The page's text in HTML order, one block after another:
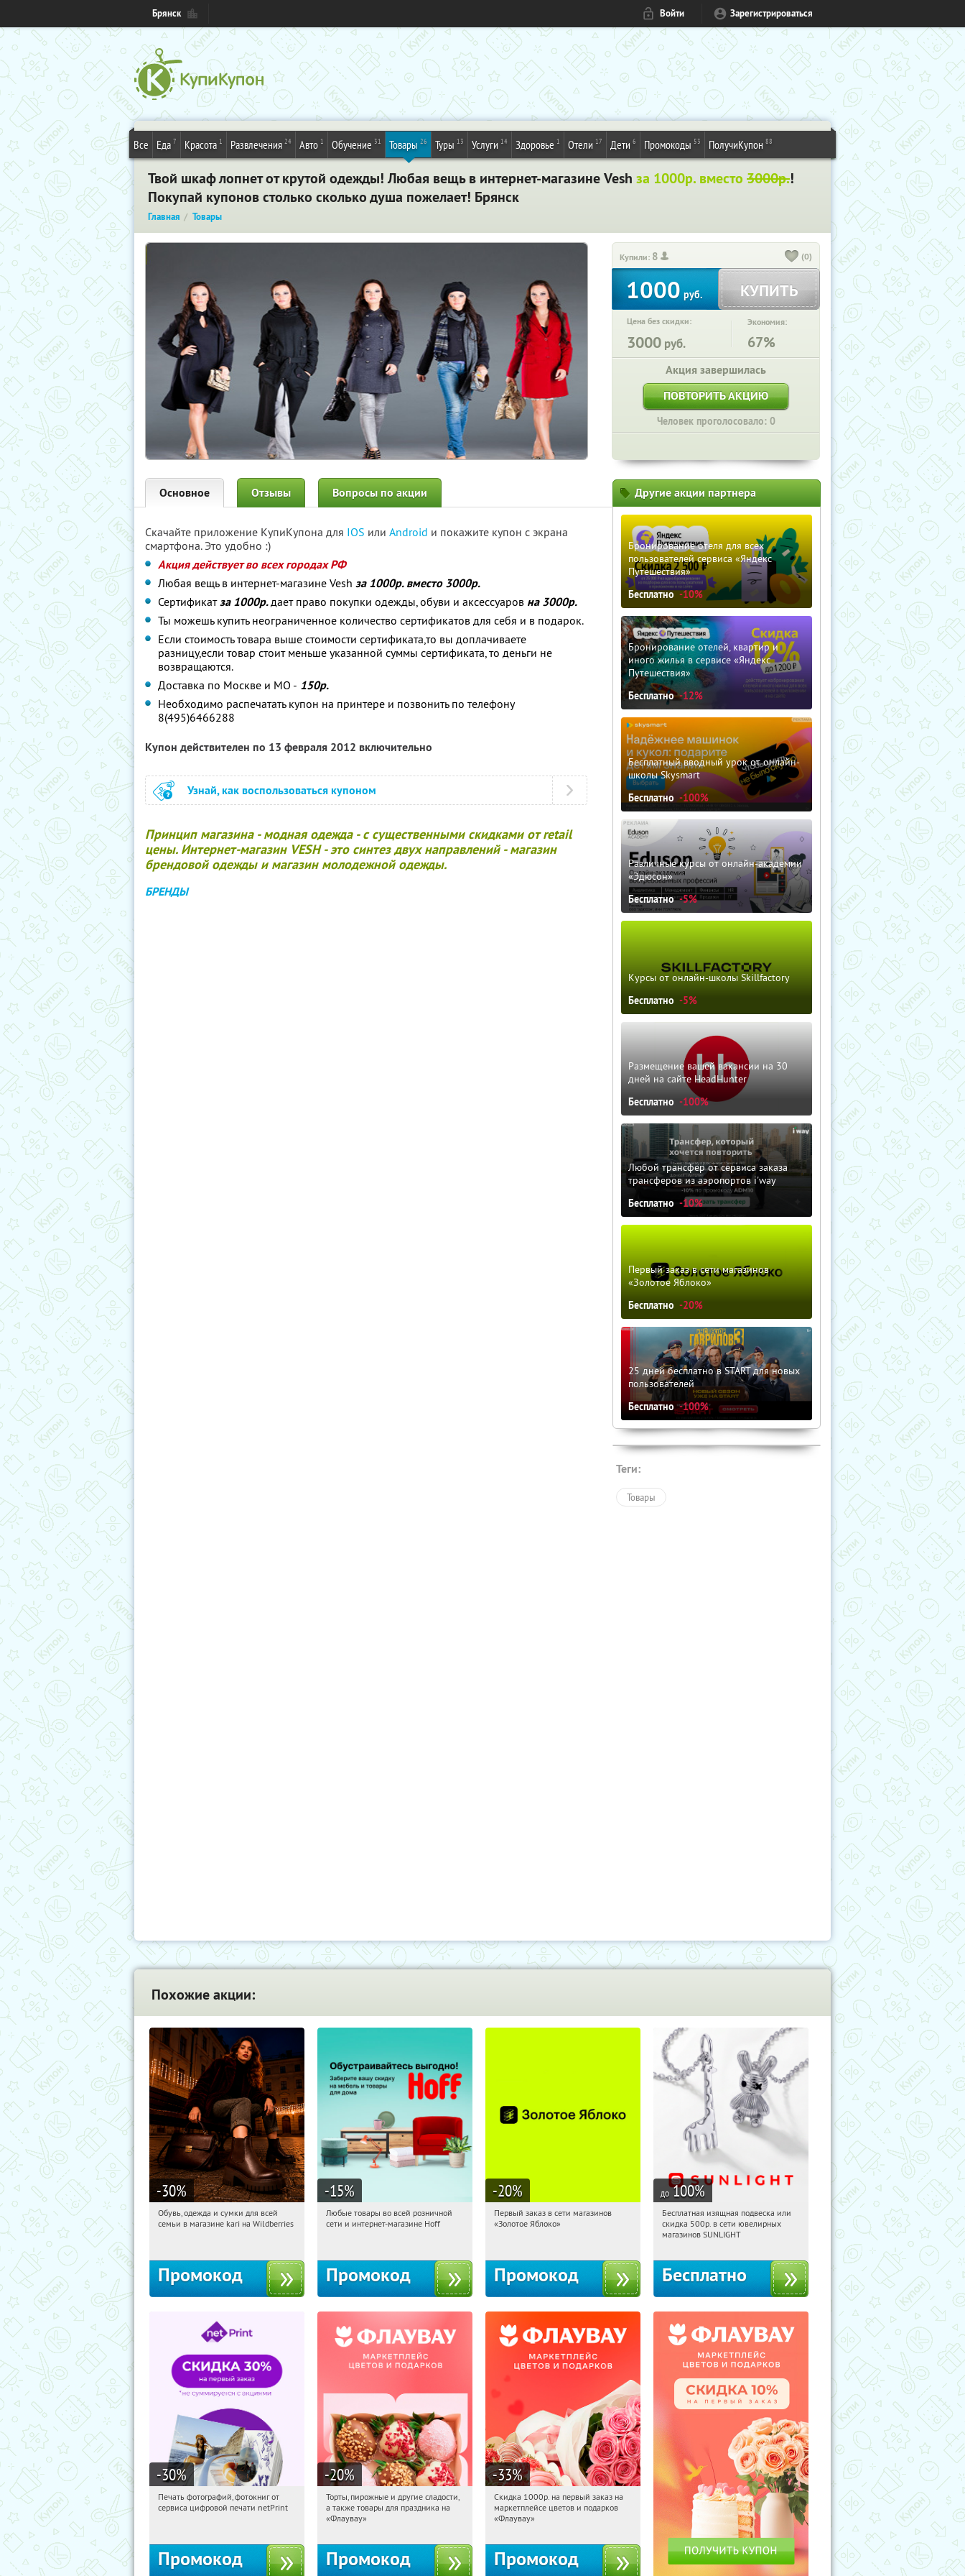
Брянск Войти Зарегистрироваться
Все Еда 7 Красота 1 Развлечения 24 Авто 1 Обучение 31 Товары 26 Туры 13 Услуги 14 Здоровье 1 Отели 17 Дети 6 Промокоды 53 ПолучиКупон 88
Твой шкаф лопнет от крутой одежды! Любая вещь в интернет-магазине Vesh за 1000р. вместо 3000р.!
Покупай купонов столько сколько душа пожелает! Брянск
Главная Товары
Купили: 8 (0)
1000руб. КУПИТЬ
Цена без скидки:
3000 руб.
Экономия:
67%
Акция завершилась
ПОВТОРИТЬ АКЦИЮ
Человек проголосовало: 0
Основное Отзывы Вопросы по акции
Скачайте приложение КупиКупона для IOS или Android и покажите купон с экрана
смартфона. Это удобно :)
Акция действует во всех городах РФ
Любая вещь в интернет-магазине Vesh за 1000р. вместо 3000р.
Сертификатза 1000р.дает право покупки одежды, обуви и аксессуаров на 3000р.
Ты можешь купить неограниченное количество сертификатов для себя и в подарок.
Если стоимость товара выше стоимости сертификата,то вы доплачиваете
разницу,если товар стоит меньше указанной суммы сертификата, то деньги не
возвращаются.
Доставка по Москве и МО - 150р.
Необходимо распечатать купон на принтере и позвонить по телефону
8(495)6466288
Купон действителен по 13 февраля 2012 включительно
Узнай, как воспользоваться купоном
Принцип магазина - модная одежда - с существенными скидками от retail
цены. Интернет-магазин VESH - это синтез двух направлений - магазин
брендовой одежды и магазин молодежной одежды.
БРЕНДЫ
Другие акции партнера
Бронирование отеля для всех
пользователей сервиса «Яндекс
Путешествия»
Бесплатно -10%
Бронирование отелей, квартир и
иного жилья в сервисе «Яндекс
Путешествия»
Бесплатно -12%
Бесплатный вводный урок от онлайн-
школы Skysmart
Бесплатно -100%
Различные курсы от онлайн-академии
«Эдюсон»
Бесплатно -5%
Курсы от онлайн-школы Skillfactory
Бесплатно -5%
Размещение вашей вакансии на 30
дней на сайте HeadHunter
Бесплатно -100%
Любой трансфер от сервиса заказа
трансферов из аэропортов i'way
Бесплатно -10%
Первый заказ в сети магазинов
«Золотое Яблоко»
Бесплатно -20%
25 дней бесплатно в START для новых
пользователей
Бесплатно -100%
Теги:
Товары
Похожие акции:
-30%
12:35:20 Получили:
Обувь, одежда и сумки для всей
семьи в магазине kari на Wildberries
Промокод
-15%
12:35:20 Получили:
Любые товары во всей розничной
сети и интернет-магазине Hoff
Промокод
-20%
12:35:20
Получи первым!
Первый заказ в сети магазинов
«Золотое Яблоко»
Промокод
до 100%
12:35:20 Получили:
Россия
Бесплатная изящная подвеска или
скидка 500р. в сети ювелирных
магазинов SUNLIGHT
Бесплатно
-30%
12:35:20 Получили:
Печать фотографий, фотокниг от
сервиса цифровой печати netPrint
Промокод
-20%
12:35:20 Получили:
Россия
Торты, пирожные и другие сладости,
а также товары для праздника на
«Флаувау»
Промокод
-33%
12:35:20 Получили:
Россия
Скидка 1000р. на первый заказ на
маркетплейсе цветов и подарков
«Флаувау»
Промокод